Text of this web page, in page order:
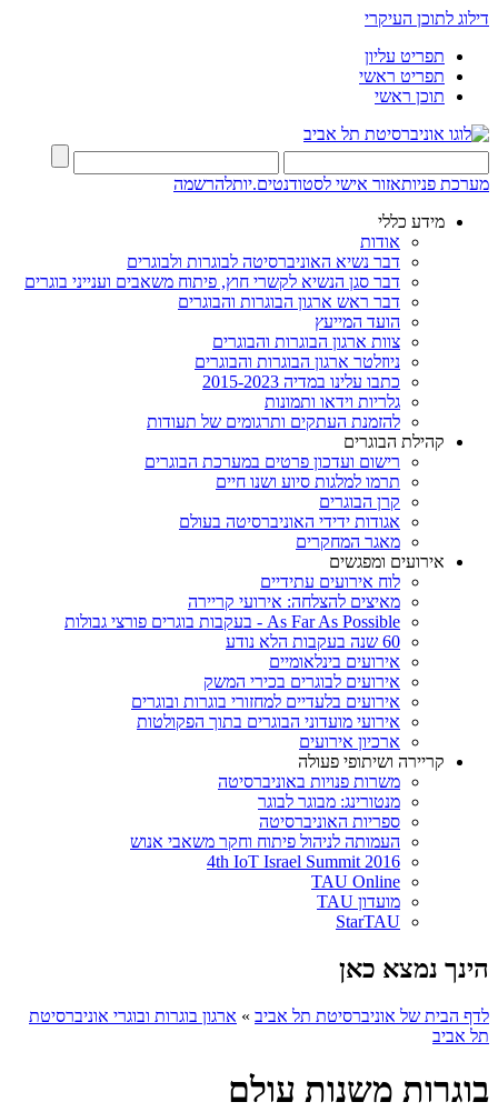
דילוג לתוכן העיקרי
תפריט עליון
תפריט ראשי
תוכן ראשי
מערכת פניותאזור אישי לסטודנטים.יותלהרשמה
מידע כללי
אודות
דבר נשיא האוניברסיטה לבוגרות ולבוגרים
דבר סגן הנשיא לקשרי חוץ, פיתוח משאבים וענייני בוגרים
דבר ראש ארגון הבוגרות והבוגרים
הועד המייעץ
צוות ארגון הבוגרות והבוגרים
ניוזלטר ארגון הבוגרות והבוגרים
כתבו עלינו במדיה 2015-2023
גלריות וידאו ותמונות
להזמנת העתקים ותרגומים של תעודות
קהילת הבוגרים
רישום ועדכון פרטים במערכת הבוגרים
תרמו למלגות סיוע ושנו חיים
קרן הבוגרים
אגודות ידידי האוניברסיטה בעולם
מאגר המחקרים
אירועים ומפגשים
לוח אירועים עתידיים
מאיצים להצלחה: אירועי קריירה
As Far As Possible - בעקבות בוגרים פורצי גבולות
60 שנה בעקבות הלא נודע
אירועים בינלאומיים
אירועים לבוגרים בכירי המשק
אירועים בלעדיים למחזורי בוגרות ובוגרים
אירועי מועדוני הבוגרים בתוך הפקולטות
ארכיון אירועים
קריירה ושיתופי פעולה
משרות פנויות באוניברסיטה
מנטורינג: מבוגר לבוגר
ספריות האוניברסיטה
העמותה לניהול פיתוח וחקר משאבי אנוש
4th IoT Israel Summit 2016
TAU Online
מועדון TAU
StarTAU
הינך נמצא כאן
לדף הבית של אוניברסיטת תל אביב » ארגון בוגרות ובוגרי אוניברסיטת
תל אביב
בוגרות משנות עולם